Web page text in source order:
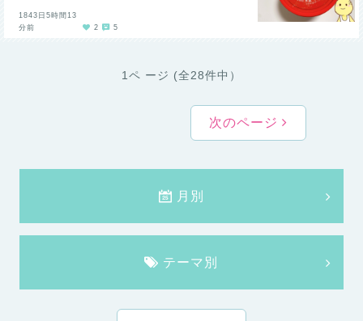
1843日5時間13
分前
2 5
1ペ ージ (全28件中）
次のページ
月別
テーマ別